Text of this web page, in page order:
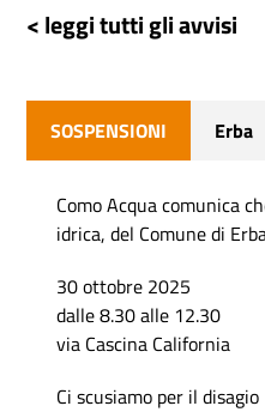
< leggi tutti gli avvisi
SOSPENSIONI Erba
Como Acqua comunica
idrica, del Comune di
30 ottobre 2025
dalle 8.30 alle 12.30
via Cascina California
Ci scusiamo per il disagio